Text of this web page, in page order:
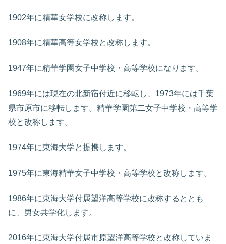
1902年に精華女学校に改称します。
1908年に精華高等女学校と改称します。
1947年に精華学園女子中学校・高等学校になります。
1969年には現在の北新宿付近に移転し、1973年には千葉
県市原市に移転します。精華学園第二女子中学校・高等学
校と改称します。
1974年に東海大学と提携します。
1975年に東海精華女子中学校・高等学校と改称します。
1986年に東海大学付属望洋高等学校に改称するととも
に、男女共学化します。
2016年に東海大学付属市原望洋高等学校と改称していま